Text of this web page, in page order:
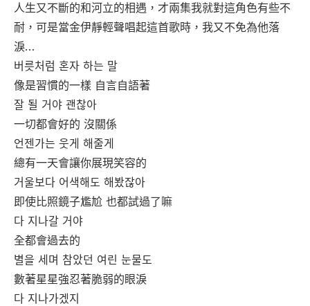
人生又不斷的和河立的相遇，才兩集我就對這角色有些不
耐，可是當金伊靜輕聲唱起這首歌時，我又不免為他落
淚…
버릇처럼 혼자 하는 말
像是習慣的一樣 自言自語著
잘 될 거야 괜찮아
一切都會好的 沒關係
언젠가는 웃게 해줄게
總有一天會讓你展現笑容的
거울보다 어색해도 해봤잖아
即使比照鏡子尷尬 也都試過了嘛
다 지나갈 거야
全都會過去的
별을 세며 참았던 여린 눈물도
數著星星強忍著脆弱的眼淚
다 지나가겠지